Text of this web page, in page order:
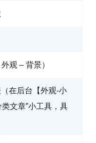
观 – 背景）
在后台【外观-小
文章”小工具，具